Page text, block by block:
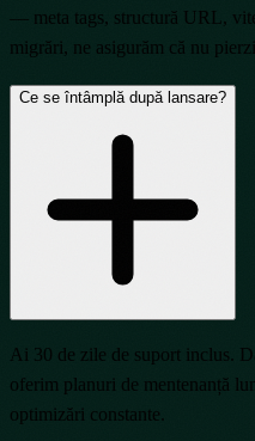
— meta tags, structură URL,
migrări, ne asigurăm că nu
Ce se întâmplă după lansare?
Ai 30 de zile de suport inclus.
oferim planuri de mentenanță
optimizări constante.